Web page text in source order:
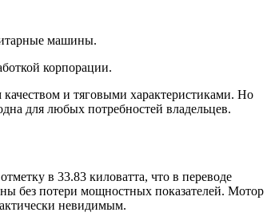
машины.
корпорации.
и тяговыми характеристиками. Но
для любых потребностей владельцев.
в 33.83 киловатта, что в переводе
без потери мощностных показателей. Мотор
невидимым.